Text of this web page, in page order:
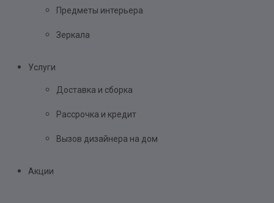
Предметы интерьера
Зеркала
Услуги
Доставка и сборка
Рассрочка и кредит
Вызов дизайнера на дом
Акции